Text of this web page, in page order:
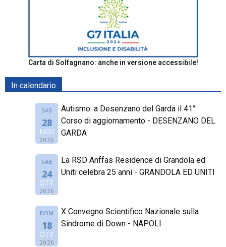
Carta di Solfagnano: anche in versione accessibile!
In calendario
SAB
28
NOV
2026
Autismo: a Desenzano del Garda il 41°
Corso di aggiornamento - DESENZANO DEL
GARDA
SAB
24
OTT
2026
La RSD Anffas Residence di Grandola ed
Uniti celebra 25 anni - GRANDOLA ED UNITI
DOM
18
OTT
2026
X Convegno Scientifico Nazionale sulla
Sindrome di Down - NAPOLI